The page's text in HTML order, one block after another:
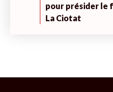
pour présider le
La Ciotat